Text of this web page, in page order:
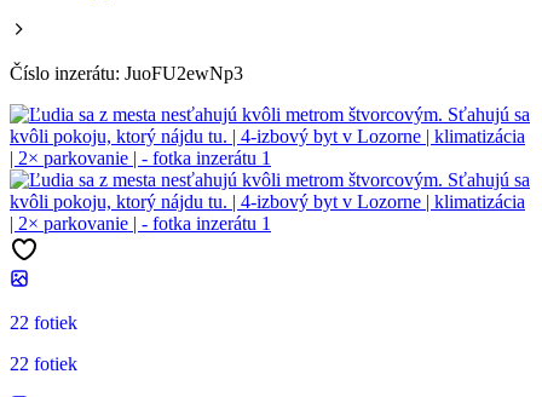
Číslo inzerátu: JuoFU2ewNp3
22 fotiek
22 fotiek